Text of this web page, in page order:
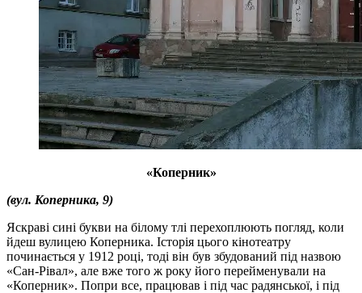
«Коперник»
(вул. Коперника, 9)
Яскраві сині букви на білому тлі перехоплюють погляд, коли
йдеш вулицею Коперника. Історія цього кінотеатру
починається у 1912 році, тоді він був збудований під назвою
«Сан-Рівал», але вже того ж року його перейменували на
«Коперник». Попри все, працював і під час радянської, і під